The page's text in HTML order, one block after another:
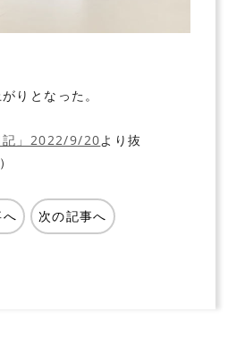
りとなった。
記」2022/9/20より抜
次の記事へ